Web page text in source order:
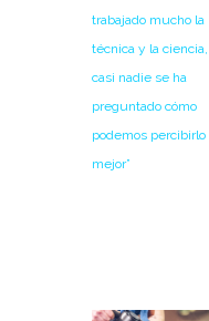
trabajado mucho la
técnica y la
casi nadie se ha
preguntado cómo
podemos percibirlo
mejor”